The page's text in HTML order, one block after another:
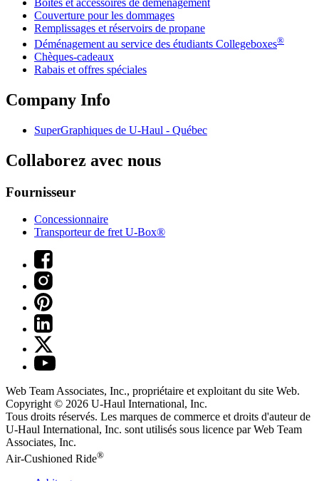
Couverture pour les dommages
Remplissages et réservoirs de propane
Déménagement au service des étudiants Collegeboxes®
Chèques-cadeaux
Rabais et offres spéciales
Company Info
SuperGraphiques de U-Haul - Québec
Collaborez avec nous
Fournisseur
Concessionnaire
Transporteur de fret U-Box®
Web Team Associates, Inc., propriétaire et exploitant du site Web.
Copyright © 2026 U-Haul International, Inc.
Tous droits réservés. Les marques de commerce et droits d'auteur de
U-Haul International, Inc. sont utilisés sous licence par Web Team
Associates, Inc.
Air-Cushioned Ride®